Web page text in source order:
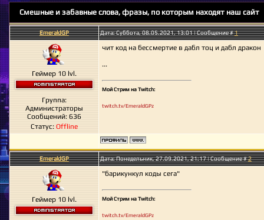
Смешные и забавные слова, фразы, по которым находят наш сайт
EmeraldGP Дата: Суббота, 08.05.2021, 13:01 | Сообщение #1
Геймер 10 lvl.
Группа:
Администраторы
Сообщений: 636
Статус: Offline
чит код на бессмертие в дабл тоц и дабл дракон
...
Мой Стрим на Twitch:
twitch.tv/EmeraldGPz
EmeraldGP Дата: Понедельник, 27.09.2021, 21:17 | Сообщение #2
Геймер 10 lvl.
"барикункул коды сега"
Мой Стрим на Twitch:
twitch.tv/EmeraldGPz